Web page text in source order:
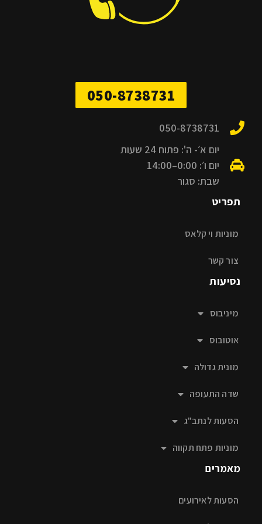
050-8738731
050-8738731
יום א׳- ה': פתוח 24 שעות
יום ו׳: 0:00–14:00
שבת: סגור
תפריט
מוניות וי קלאס
צור קשר
נסיעות
מיניבוס
אוטובוס
מונית גדולה
שדה התעופה
הסעות לנתב"ג
מוניות פתח תקווה
מאמרים
הסעות לאירועים